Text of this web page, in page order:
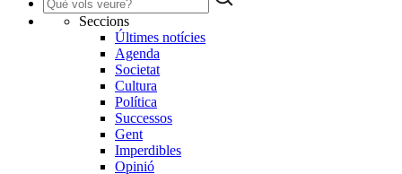
Seccions
Últimes notícies
Agenda
Societat
Cultura
Política
Successos
Gent
Imperdibles
Opinió